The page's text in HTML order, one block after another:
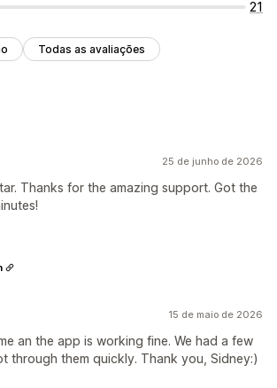
21
Todas as avaliações
25 de junho de 2026
Thanks for the amazing support. Got the
15 de maio de 2026
an the app is working fine. We had a few
through them quickly. Thank you, Sidney:)